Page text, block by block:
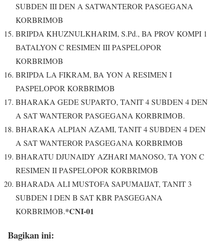
SUBDEN III DEN A SATWANTEROR PASGEGANA
KORBRIMOB
BRIPDA KHUZNULKHARIM, S.Pd., BA PROV KOMPI 1
BATALYON C RESIMEN III PASPELOPOR
KORBRIMOB
BRIPDA LA FIKRAM, BA YON A RESIMEN I
PASPELOPOR KORBRIMOB
BHARAKA GEDE SUPARTO, TANIT 4 SUBDEN 4 DEN
A SAT WANTEROR PASGEGANA KORBRIMOB.
BHARAKA ALPIAN AZAMI, TANIT 4 SUBDEN 4 DEN
A SAT WANTEROR PASGEGANA KORBRIMOB
BHARATU DJUNAIDY AZHARI MANOSO, TA YON C
RESIMEN II PASPELOPOR KORBRIMOB
BHARADA ALI MUSTOFA SAPUMAIJAT, TANIT 3
SUBDEN I DEN B SAT KBR PASGEGANA
KORBRIMOB.*CNI-01
Bagikan ini: